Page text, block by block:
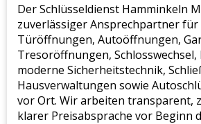
Der Schlüsseldienst Hamminkeln
zuverlässiger Ansprechpartner
Türöffnungen, Autoöffnungen,
Tresoröffnungen, Schlosswechsel,
moderne Sicherheitstechnik,
Hausverwaltungen sowie
vor Ort. Wir arbeiten transparent,
klarer Preisabsprache vor Beginn